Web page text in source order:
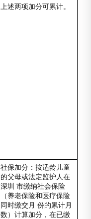
上述两项加分可累计。
社保加分：按适龄儿童
的父母或法定监护人在
深圳 市缴纳社会保险
（养老保险和医疗保险
同时缴交月 份的累计月
数）计算加分，在已缴